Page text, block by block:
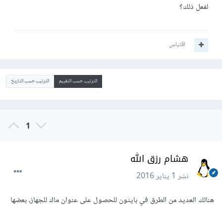
لفعل ذلك؟
اقتباس
الترتيب حسب التقييم الترتيب حسب التاريخ
1
هشام رزق الله
نشر1 يناير 2016
هنالك العديد من الطرق في بايثون للحصول على عنوان ماك للجهاز، بعضها